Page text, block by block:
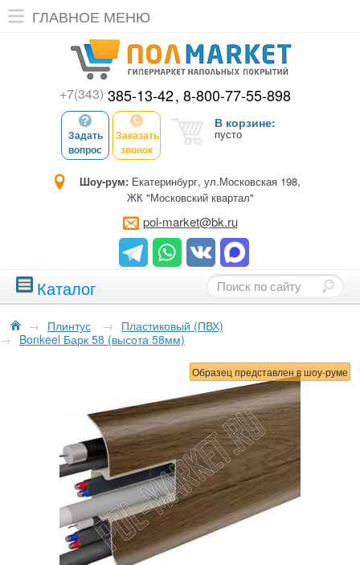
ГЛАВНОЕ МЕНЮ
+7(343) 385-13-42 8-800-77-55-898
Задать
вопрос
Заказать
звонок
В корзине:
пусто
Шоу-рум: Екатеринбург, ул.Московская 198,
ЖК "Московский квартал"
pol-market@bk.ru
Каталог
→ Плинтус → Пластиковый (ПВХ)
→ Bonkeel Барк 58 (высота 58мм)
Образец представлен в шоу-руме